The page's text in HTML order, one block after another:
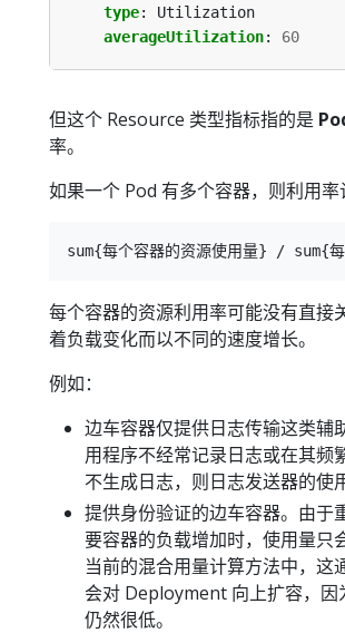
type:
Utilization
averageUtilization: 60
但这个 Resource 类型指标指的是
率。
如果一个 Pod 有多个容器，则利用率
每个容器的资源利用率可能没有直接
着负载变化而以不同的速度增长。
例如：
边车容器仅提供日志传输这类辅
用程序不经常记录日志或在其频
不生成日志，则日志发送器的使
提供身份验证的边车容器。由于
要容器的负载增加时，使用量只
当前的混合用量计算方法中，这
会对 Deployment 向上扩容，因
仍然很低。